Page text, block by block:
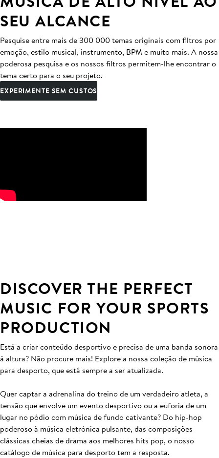
SEU ALCANCE
Pesquise entre mais de 300 000 temas originais com filtros por
emoção, estilo musical, instrumento, BPM e muito mais. A nossa
poderosa pesquisa e os nossos filtros permitem-lhe encontrar o
tema certo para o seu projeto.
EXPERIMENTE SEM CUSTOS
DISCOVER THE PERFECT
MUSIC FOR YOUR SPORTS
PRODUCTION
Está a criar conteúdo desportivo e precisa de uma banda sonora
à altura? Não procure mais! Explore a nossa coleção de música
para desporto, que está sempre a ser atualizada.
Quer captar a adrenalina do treino de um verdadeiro atleta, a
tensão que envolve um evento desportivo ou a euforia de um
lugar no pódio com música de fundo cativante? Do hip-hop
poderoso à música eletrónica pulsante, das composições
clássicas cheias de drama aos melhores hits pop, o nosso
catálogo de música para desporto tem a resposta.